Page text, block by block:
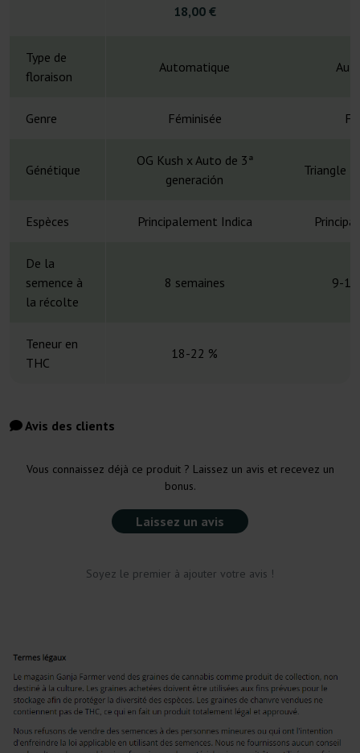
18,00 €
Type de
floraison
Automatique
Genre Féminisée
Génétique
OG Kush x Auto de 3ª
generación
Triangle
Espèces Principalement Indica
De la
semence à
la récolte
8 semaines 9-10
Teneur en
THC
18-22 %
Avis des clients
Vous connaissez déjà ce produit ? Laissez un avis et recevez un
bonus.
Laissez un avis
Soyez le premier à ajouter votre avis !